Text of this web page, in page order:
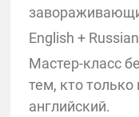
English +
Мастер-класс
тем, кто только
английский.